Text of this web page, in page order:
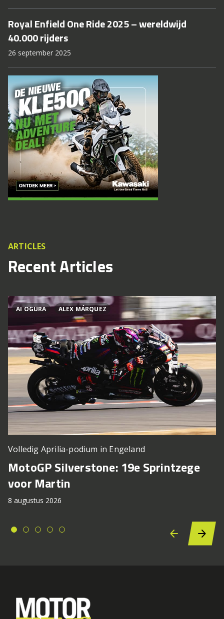
Royal Enfield One Ride 2025 – wereldwijd
40.000 rijders
26 september 2025
ARTICLES
Recent Articles
AI OGURA ALEX MÁRQUEZ
Volledig Aprilia-podium in Engeland
MotoGP Silverstone: 19e Sprintzege
voor Martin
8 augustus 2026